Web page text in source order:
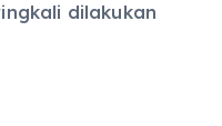
dilakukan